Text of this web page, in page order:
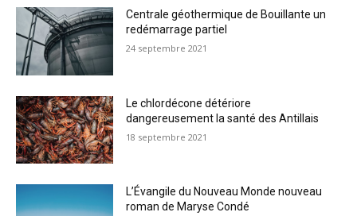
Centrale géothermique de Bouillante un
redémarrage partiel
24 septembre 2021
Le chlordécone détériore
dangereusement la santé des Antillais
18 septembre 2021
L’Évangile du Nouveau Monde nouveau
roman de Maryse Condé